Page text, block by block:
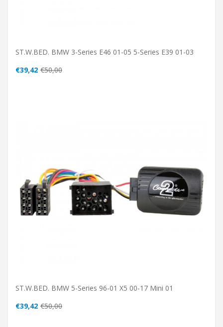
ST.W.BED. BMW 3-Series E46 01-05 5-Series E39 01-03
€39,42 €50,00
ST.W.BED. BMW 5-Series 96-01 X5 00-17 Mini 01
€39,42 €50,00